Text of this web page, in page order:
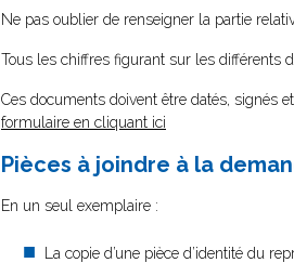
Ne pas oublier de renseigner la partie
Tous les chiffres figurant sur les différents
Ces documents doivent être datés, signés
formulaire en cliquant ici
Pièces à joindre à la
En un seul exemplaire :
La copie d’une pièce d’identité du